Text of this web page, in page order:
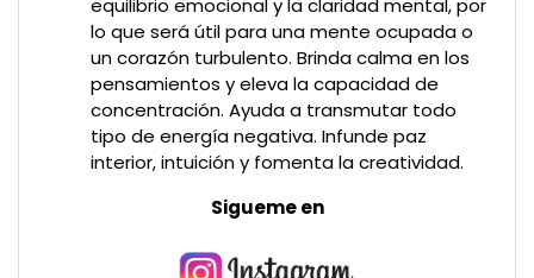
equilibrio emocional y la claridad mental, por
lo que será útil para una mente ocupada o
un corazón turbulento. Brinda calma en los
pensamientos y eleva la capacidad de
concentración. Ayuda a transmutar todo
tipo de energía negativa. Infunde paz
interior, intuición y fomenta la creatividad.
Sigueme en